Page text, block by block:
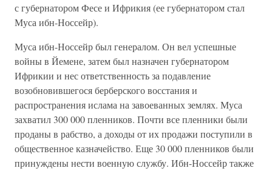
с губернатором Фесе и Ифрикия (ее губернатором стал
Муса ибн-Носсейр).
Муса ибн-Носсейр был генералом. Он вел успешные
войны в Йемене, затем был назначен губернатором
Ифрикии и нес ответственность за подавление
возобновившегося берберского восстания и
распространения ислама на завоеванных землях. Муса
захватил 300 000 пленников. Почти все пленники были
проданы в рабство, а доходы от их продажи поступили в
общественное казначейство. Еще 30 000 пленников были
принуждены нести военную службу. Ибн-Носсейр также